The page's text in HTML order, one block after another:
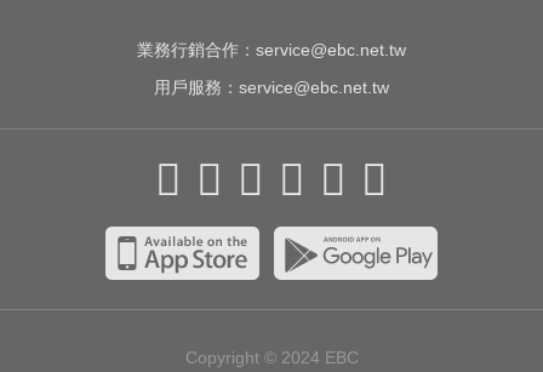
業務行銷合作： service@ebc.net.tw
用戶服務： service@ebc.net.tw
Copyright © 2024 EBC